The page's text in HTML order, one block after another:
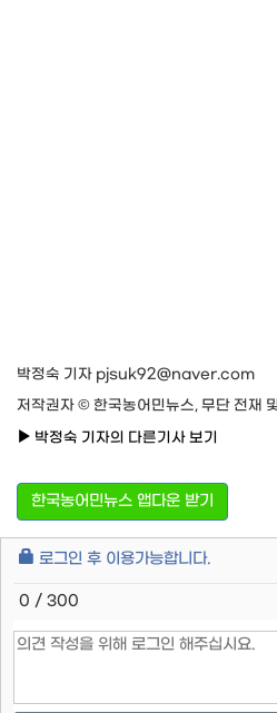
박정숙 기자 pjsuk92@naver.com
저작권자 © 한국농어민뉴스, 무단 전재
박정숙 기자의 다른기사 보기
한국농어민뉴스 앱다운 받기
로그인 후 이용가능합니다.
0 / 300